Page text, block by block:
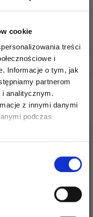
cookie
treści
i
Informacje o tym, jak
partnerom
i analitycznym.
z innymi danymi
podczas
tutaj
do 50%
wyłączny
na druty i